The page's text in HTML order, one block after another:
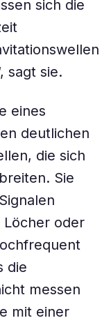
sich die
sagt sie.
eines
deutlichen
die sich
Sie
oder
die
messen
mit einer